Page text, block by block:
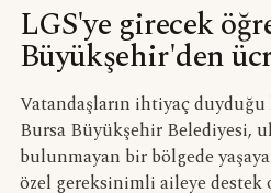
LGS'ye girecek
Büyükşehir'den
Vatandaşların ihtiyaç duyduğu
Bursa Büyükşehir Belediyesi,
bulunmayan bir bölgede
özel gereksinimli aileye destek